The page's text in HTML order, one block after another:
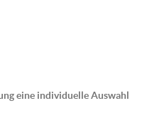
eine individuelle Auswahl